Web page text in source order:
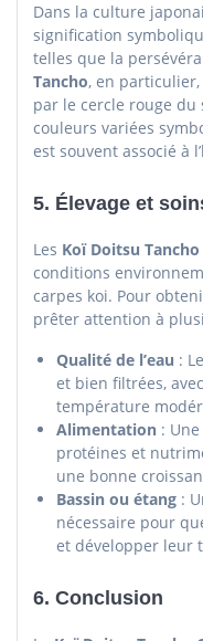
Dans la culture
signification
telles que la
Tancho, en particulier,
par le cercle rouge du
couleurs variées
est souvent associé à
5. Élevage et
Les Koï Doitsu
conditions
carpes koi. Pour
prêter attention à
Qualité de l’eau :
et bien filtrées,
température
Alimentation :
protéines et
une bonne
Bassin ou étang :
nécessaire pour
et développer leur
6. Conclusion